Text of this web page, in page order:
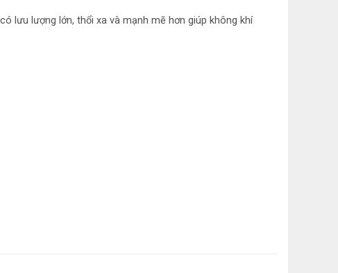
lạnh: Công nghệ JET
lưu lượng lớn, thổi xa và mạnh mẽ hơn giúp không khí